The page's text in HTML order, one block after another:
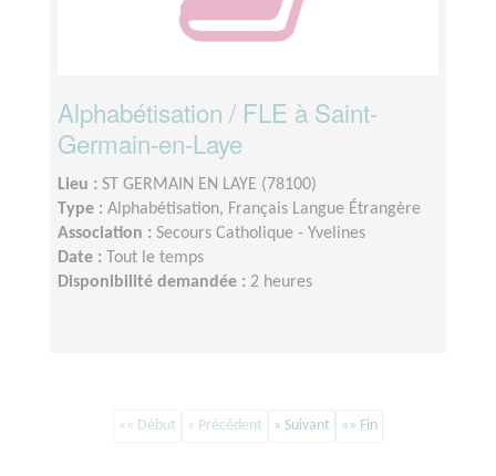
Alphabétisation / FLE à Saint-
Germain-en-Laye
Lieu : ST GERMAIN EN LAYE (78100)
Type : Alphabétisation, Français Langue Étrangère
Association : Secours Catholique - Yvelines
Date :
Tout le temps
Disponibilité demandée : 2 heures
«« Début « Précédent » Suivant »» Fin